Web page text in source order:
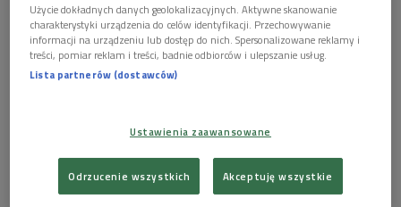
Książka Bialackiego: głos zza krat
Użycie dokładnych danych geolokalizacyjnych. Aktywne skanowanie
charakterystyki urządzenia do celów identyfikacji. Przechowywanie
informacji na urządzeniu lub dostęp do nich. Spersonalizowane reklamy i
treści, pomiar reklam i treści, badnie odbiorców i ulepszanie usług.
Lista partnerów (dostawców)
Ustawienia zaawansowane
Odrzucenie wszystkich Akceptuję wszystkie